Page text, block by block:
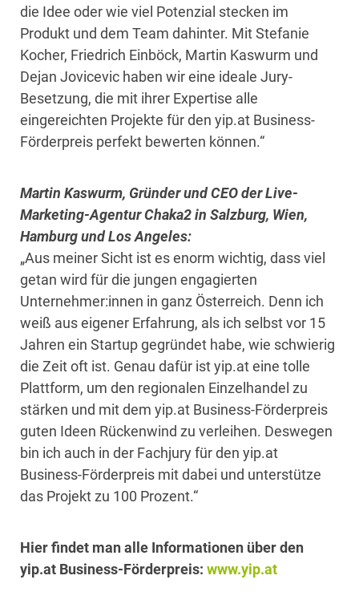
die Idee oder wie viel Potenzial stecken im
Produkt und dem Team dahinter. Mit Stefanie
Kocher, Friedrich Einböck, Martin Kaswurm und
Dejan Jovicevic haben wir eine ideale Jury-
Besetzung, die mit ihrer Expertise alle
eingereichten Projekte für den yip.at Business-
Förderpreis perfekt bewerten können.“
Martin Kaswurm, Gründer und CEO der Live-
Marketing-Agentur Chaka2 in Salzburg, Wien,
Hamburg und Los Angeles:
„Aus meiner Sicht ist es enorm wichtig, dass viel
getan wird für die jungen engagierten
Unternehmer:innen in ganz Österreich. Denn ich
weiß aus eigener Erfahrung, als ich selbst vor 15
Jahren ein Startup gegründet habe, wie schwierig
die Zeit oft ist. Genau dafür ist yip.at eine tolle
Plattform, um den regionalen Einzelhandel zu
stärken und mit dem yip.at Business-Förderpreis
guten Ideen Rückenwind zu verleihen. Deswegen
bin ich auch in der Fachjury für den yip.at
Business-Förderpreis mit dabei und unterstütze
das Projekt zu 100 Prozent.“
Hier findet man alle Informationen über den
yip.at Business-Förderpreis: www.yip.at